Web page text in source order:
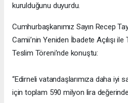
kurulduğunu duyurdu.
Cumhurbaşkanımız Sayın Recep
Camii’nin Yeniden İbadete Açılışı
Teslim Töreni’nde konuştu:
“Edirneli vatandaşlarımıza daha iyi
için toplam 590 milyon lira